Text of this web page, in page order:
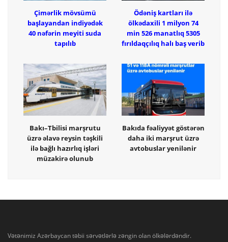
Çimərlik mövsümü
başlayandan indiyədək
40 nəfərin meyiti suda
tapılıb
Ödəniş kartları ilə
ölkədaxili 1 milyon 74
min 526 manatlıq 5305
fırıldaqçılıq halı baş verib
Bakı–Tbilisi marşrutu
üzrə əlavə reysin təşkili
ilə bağlı hazırlıq işləri
müzakirə olunub
Bakıda fəaliyyət göstərən
daha iki marşrut üzrə
avtobuslar yenilənir
Vətənimiz Azərbaycan təbii sərvətlərlə zəngin olan ölkələrdəndir.